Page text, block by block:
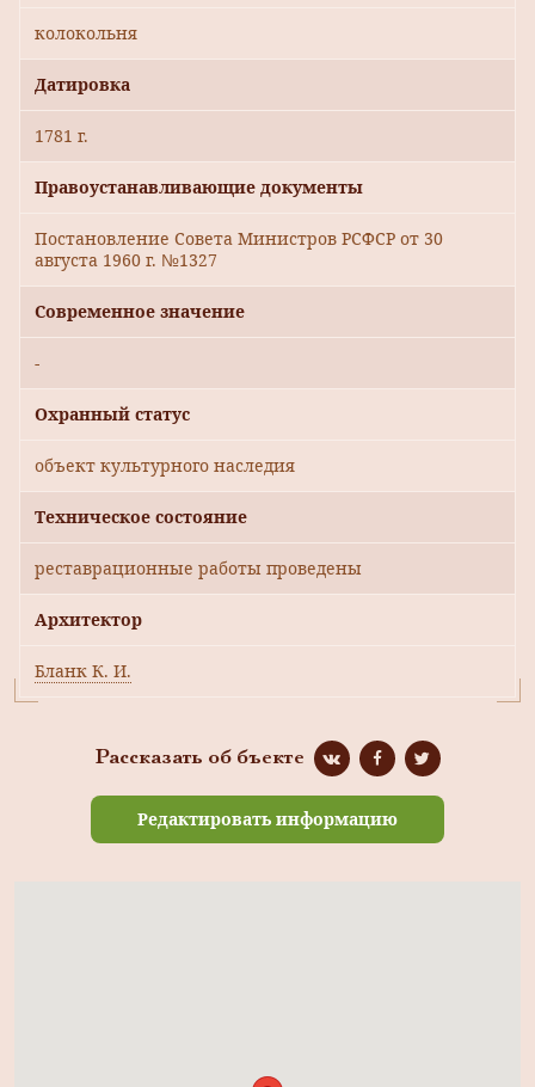
колокольня
Датировка
1781 г.
Правоустанавливающие документы
Постановление Совета Министров РСФСР от 30
августа 1960 г. №1327
Современное значение
-
Охранный статус
объект культурного наследия
Техническое состояние
реставрационные работы проведены
Архитектор
Бланк К. И.
Рассказать об бъекте
Редактировать информацию